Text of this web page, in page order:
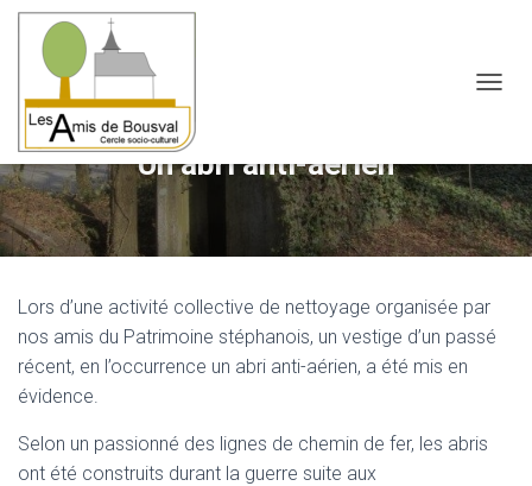
Un abri anti-aérien
Lors d’une activité collective de nettoyage organisée par
nos amis du Patrimoine stéphanois, un vestige d’un passé
récent, en l’occurrence un abri anti-aérien, a été mis en
évidence.
Selon un passionné des lignes de chemin de fer, les abris
ont été construits durant la guerre suite aux